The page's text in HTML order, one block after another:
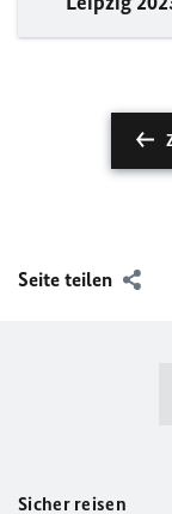
Seite teilen
Sicher reisen